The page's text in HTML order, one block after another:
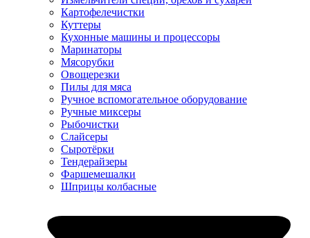
Картофелечистки
Куттеры
Кухонные машины и процессоры
Маринаторы
Мясорубки
Овощерезки
Пилы для мяса
Ручное вспомогательное оборудование
Ручные миксеры
Рыбочистки
Слайсеры
Сыротёрки
Тендерайзеры
Фаршемешалки
Шприцы колбасные